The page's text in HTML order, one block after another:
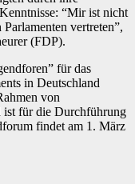
“Mir ist nicht
vertreten”,
(FDP).
für das
in Deutschland
von
ist für die Durchführung
findet am 1. März